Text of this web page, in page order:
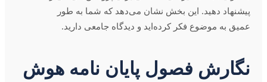
پیشنهاد دهید. این بخش نشان می‌دهد که شما به طور
عمیق به موضوع فکر کرده‌اید و دیدگاه جامعی دارید.
نگارش فصول پایان نامه هوش